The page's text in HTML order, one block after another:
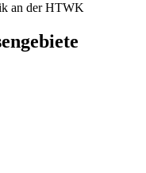
an der HTWK